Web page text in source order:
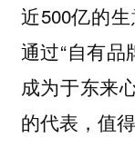
近500亿的
通过“自有品
成为于东来
的代表，值